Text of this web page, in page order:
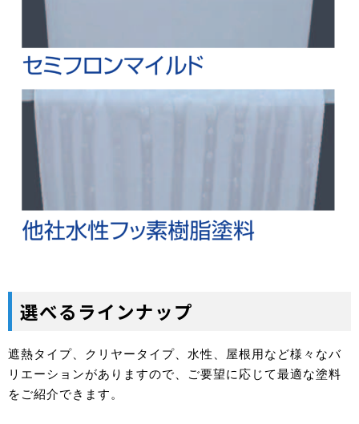
選べるラインナップ
遮熱タイプ、クリヤータイプ、水性、屋根用など様々なバ
リエーションがありますので、ご要望に応じて最適な塗料
をご紹介できます。